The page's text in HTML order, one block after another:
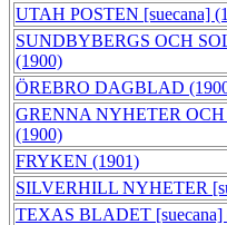
UTAH POSTEN [suecana]
SUNDBYBERGS OCH
(1900)
ÖREBRO DAGBLAD
GRENNA NYHETER
(1900)
FRYKEN (1901)
SILVERHILL NYHETER
TEXAS BLADET [suecana]